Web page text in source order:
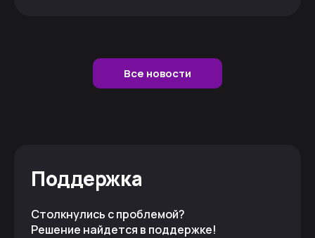
Все новости
Поддержка
Столкнулись с проблемой?
Решение найдется в поддержке!